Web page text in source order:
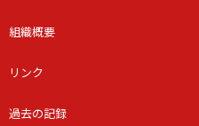
組織概要
リンク
過去の記録